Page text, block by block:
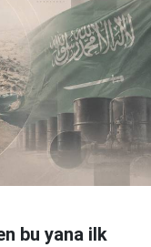
bu yana ilk